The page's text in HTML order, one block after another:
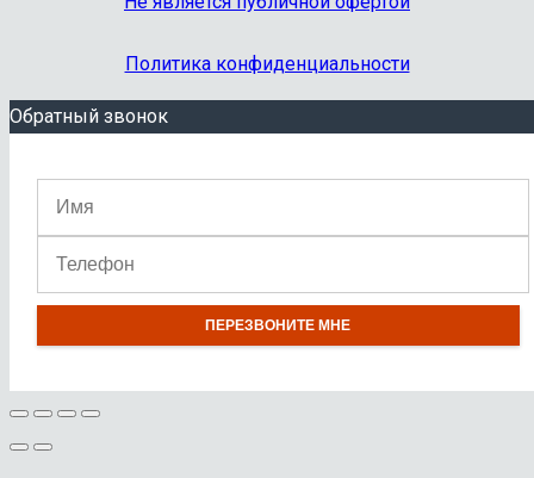
Политика конфиденциальности
Обратный звонок